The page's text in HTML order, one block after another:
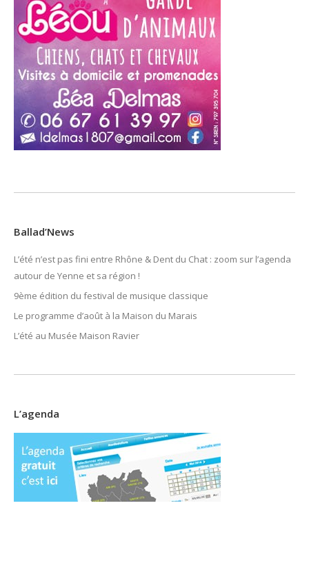
Ballad’News
L’été n’est pas fini entre Rhône & Dent du Chat : zoom sur l’agenda
autour de Yenne et sa région !
9ème édition du festival de musique classique
Le programme d’août à la Maison du Marais
L’été au Musée Maison Ravier
L’agenda